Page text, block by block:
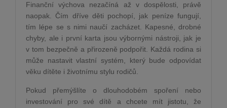
Finanční výchova nezačíná až v dospělosti, právě
naopak. Čím dříve děti pochopí, jak peníze fungují,
tím lépe se s nimi naučí zacházet. Kapesné, drobné
chyby, ale i první karta jsou výbornými nástroji, jak je
v tom bezpečně a přirozeně podpořit. Každá rodina si
může nastavit vlastní systém, který bude odpovídat
věku dítěte i životnímu stylu rodičů.
Pokud přemýšlíte o dlouhodobém spoření nebo
investování pro své dítě a chcete mít jistotu, že